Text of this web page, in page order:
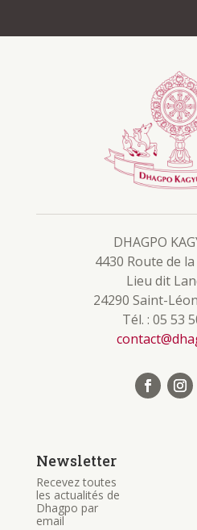
DHAGPO
4430 Route de
Lieu dit
24290 Saint-
Tél. : 05 53
Newsletter
Recevez toutes
les actualités de
Dhagpo par
email